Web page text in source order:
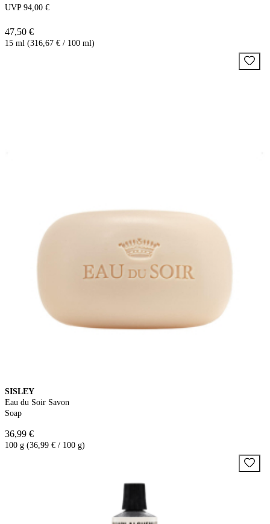
UVP 94,00 €
47,50 €
15 ml (316,67 € / 100 ml)
SISLEY
Eau du Soir Savon
Soap
36,99 €
100 g (36,99 € / 100 g)